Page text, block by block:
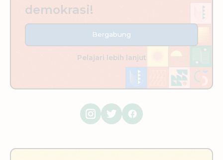
demokrasi!
Bergabung
Pelajari lebih lanjut